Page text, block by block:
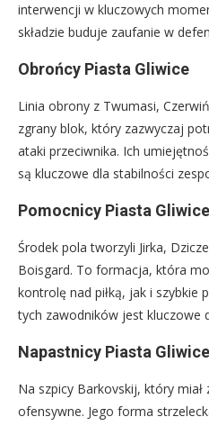
interwencji w kluczowych
składzie buduje zaufanie w
Obrońcy Piasta Gliwice
Linia obrony z Twumasi,
zgrany blok, który zazwyczaj
ataki przeciwnika. Ich
są kluczowe dla stabilności
Pomocnicy Piasta Gliwice
Środek pola tworzyli Jirka,
Boisgard. To formacja, która
kontrolę nad piłką, jak i szybkie
tych zawodników jest kluczowe
Napastnicy Piasta Gliwice
Na szpicy Barkovskij, który
ofensywne. Jego forma